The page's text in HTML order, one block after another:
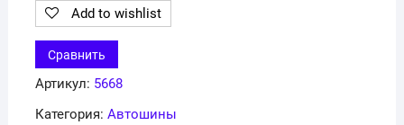
R17
SAILUN
ZSR
Add to wishlist
Сравнить
Артикул: 5668
Категория: Автошины